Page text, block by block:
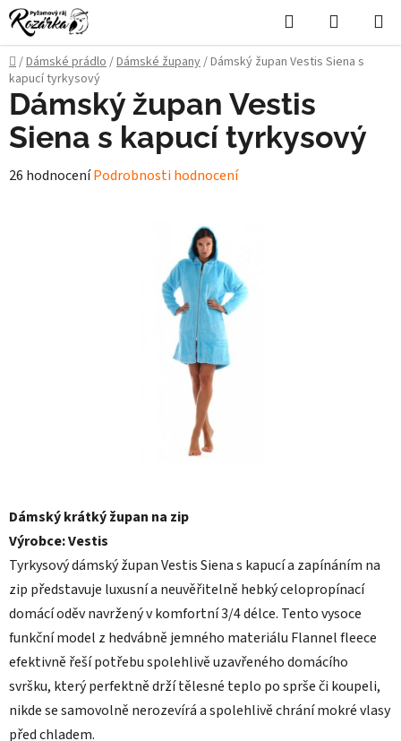
Přejít
na
obsah
Hledat
KOŠÍK
Domů
/Dámské prádlo/Dámské župany/Dámský župan Vestis Siena s
kapucí tyrkysový
Dámský krátký župan na zip
Výrobce: Vestis
Tyrkysový dámský župan Vestis Siena s kapucí a zapínáním na
zip představuje luxusní a neuvěřitelně hebký celopropínací
domácí oděv navržený v komfortní 3/4 délce. Tento vysoce
funkční model z hedvábně jemného materiálu Flannel fleece
efektivně řeší potřebu spolehlivě uzavřeného domácího
svršku, který perfektně drží tělesné teplo po sprše či koupeli,
nikde se samovolně nerozevírá a spolehlivě chrání mokré vlasy
před chladem.
Dámský župan Vestis
Siena s kapucí tyrkysový
Průměrné
26 hodnoceníPodrobnosti hodnocení